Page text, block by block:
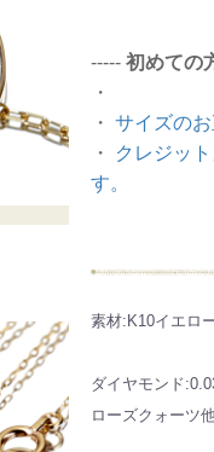
----- 初めての
・
・ サイズのお
・
クレジッ
す。
素材:K10イエロ
ダイヤモンド
ローズクォーツ